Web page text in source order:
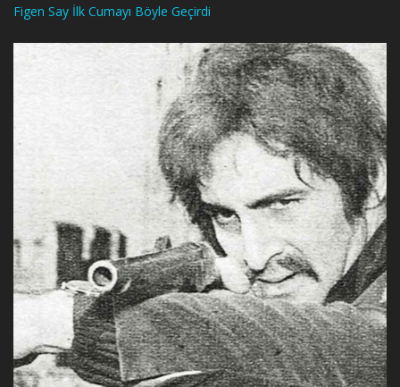
Figen Say İlk Cumayı Böyle Geçirdi